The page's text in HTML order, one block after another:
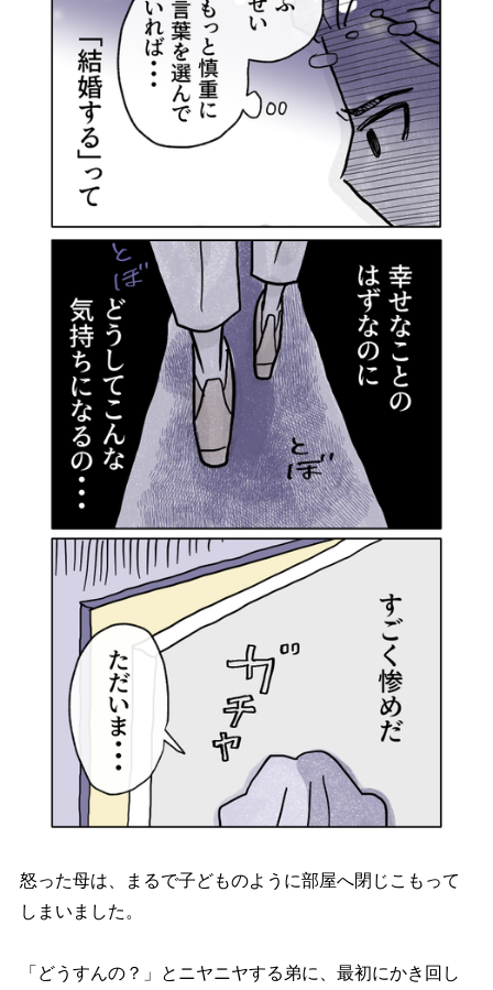
怒った母は、まるで子どものように部屋へ閉じこもって
しまいました。
「どうすんの？」とニヤニヤする弟に、最初にかき回し